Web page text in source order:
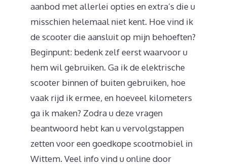
aanbod met allerlei opties en extra’s die u
misschien helemaal niet kent. Hoe vind ik
de scooter die aansluit op mijn behoeften?
Beginpunt: bedenk zelf eerst waarvoor u
hem wil gebruiken. Ga ik de elektrische
scooter binnen of buiten gebruiken, hoe
vaak rijd ik ermee, en hoeveel kilometers
ga ik maken? Zodra u deze vragen
beantwoord hebt kan u vervolgstappen
zetten voor een goedkope scootmobiel in
Wittem. Veel info vind u online door